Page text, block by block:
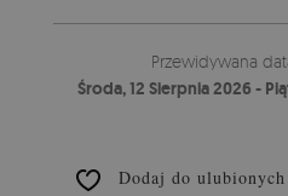
Przewidywana
Środa, 12 Sierpnia 2026 -
Dodaj do ulubionych